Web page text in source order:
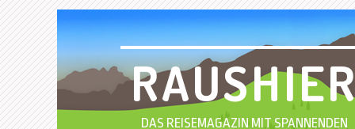
DAS REISEMAGAZIN MIT SPANNENDEN